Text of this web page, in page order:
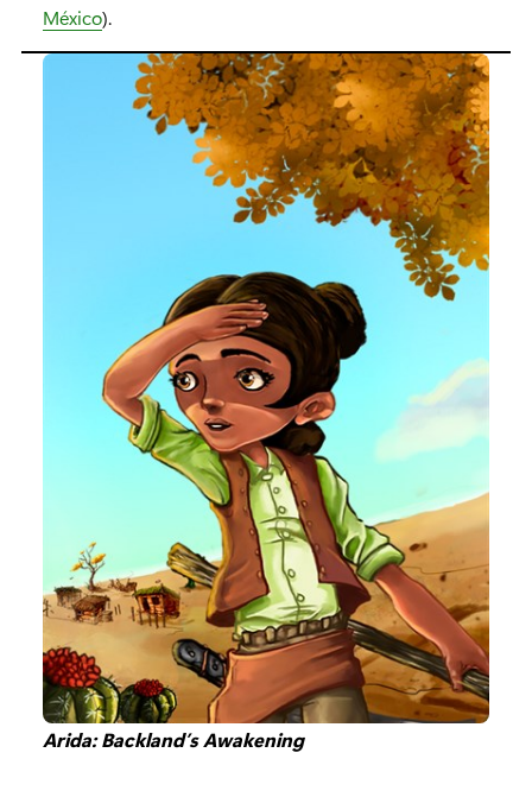
México).
Arida: Backland’s Awakening